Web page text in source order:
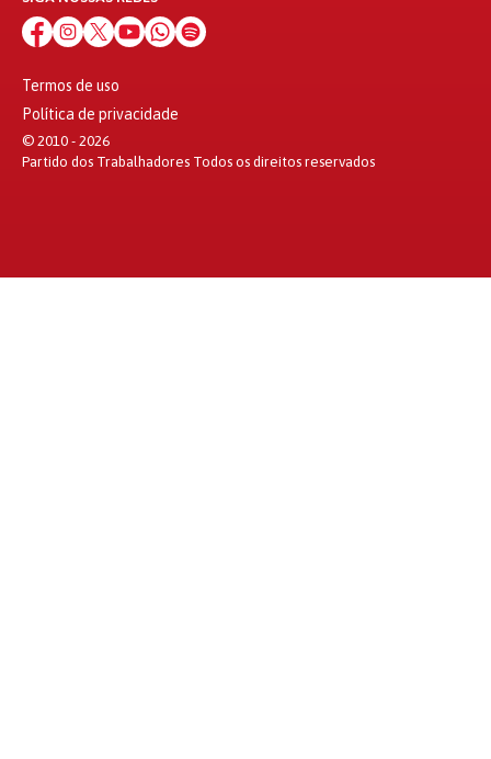
Termos de uso
Política de privacidade
© 2010 - 2026
Partido dos Trabalhadores Todos os direitos reservados